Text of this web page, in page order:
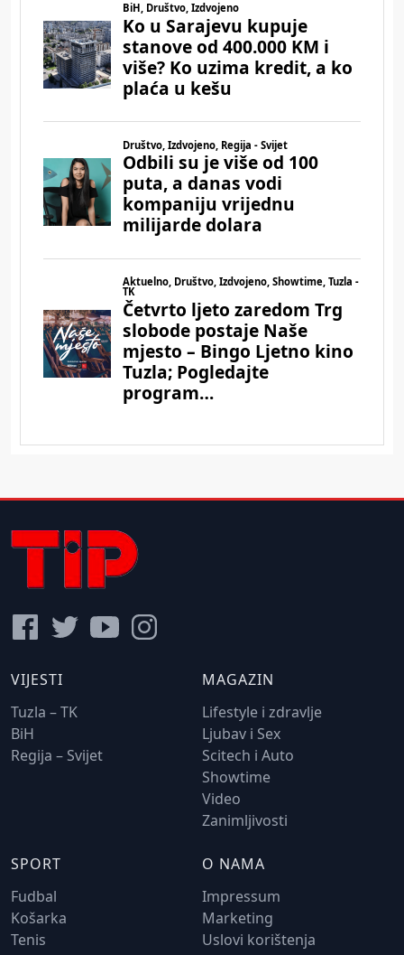
VIJESTI
Tuzla – TK
BiH
Regija – Svijet
MAGAZIN
Lifestyle i zdravlje
Ljubav i Sex
Scitech i Auto
Showtime
Video
Zanimljivosti
SPORT
Fudbal
Košarka
Tenis
O NAMA
Impressum
Marketing
Uslovi korištenja